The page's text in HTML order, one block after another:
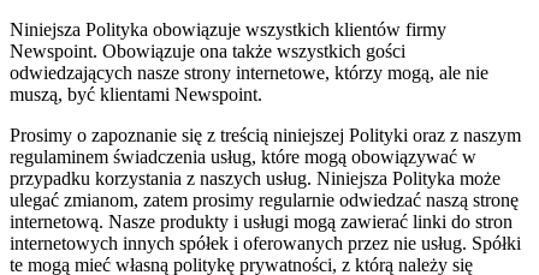
Niniejsza Polityka obowiązuje wszystkich klientów firmy
Newspoint. Obowiązuje ona także wszystkich gości
odwiedzających nasze strony internetowe, którzy mogą, ale nie
muszą, być klientami Newspoint.
Prosimy o zapoznanie się z treścią niniejszej Polityki oraz z naszym
regulaminem świadczenia usług, które mogą obowiązywać w
przypadku korzystania z naszych usług. Niniejsza Polityka może
ulegać zmianom, zatem prosimy regularnie odwiedzać naszą stronę
internetową. Nasze produkty i usługi mogą zawierać linki do stron
internetowych innych spółek i oferowanych przez nie usług. Spółki
te mogą mieć własną politykę prywatności, z którą należy się